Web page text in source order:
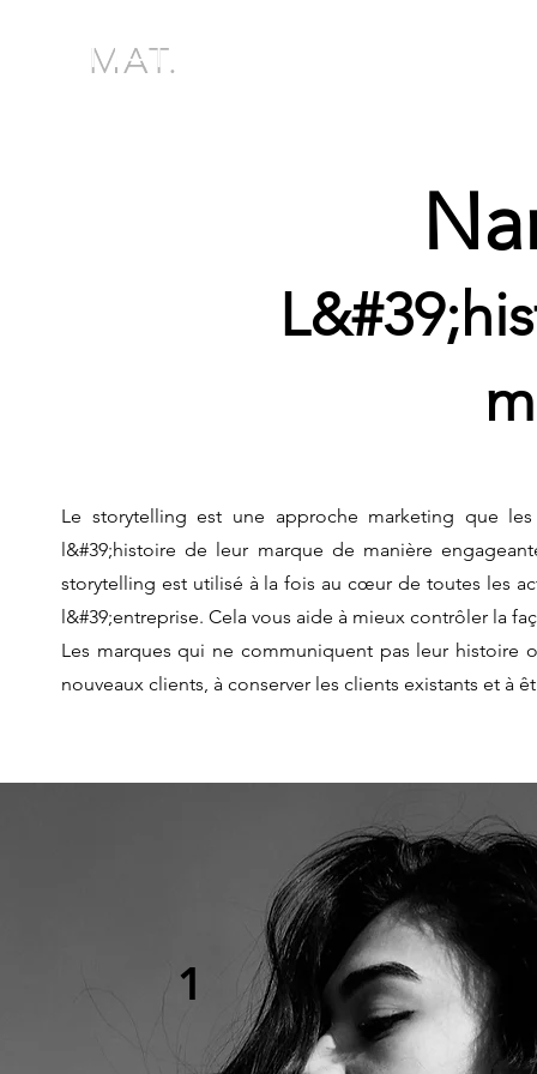
MAT.
Le storytelling est une approche marketing que
l&#39;histoire de leur marque de manière
storytelling est utilisé à la fois au cœur de toutes les
l&#39;entreprise. Cela vous aide à mieux contrôler la
Les marques qui ne communiquent pas leur
nouveaux clients, à conserver les clients existants et
1